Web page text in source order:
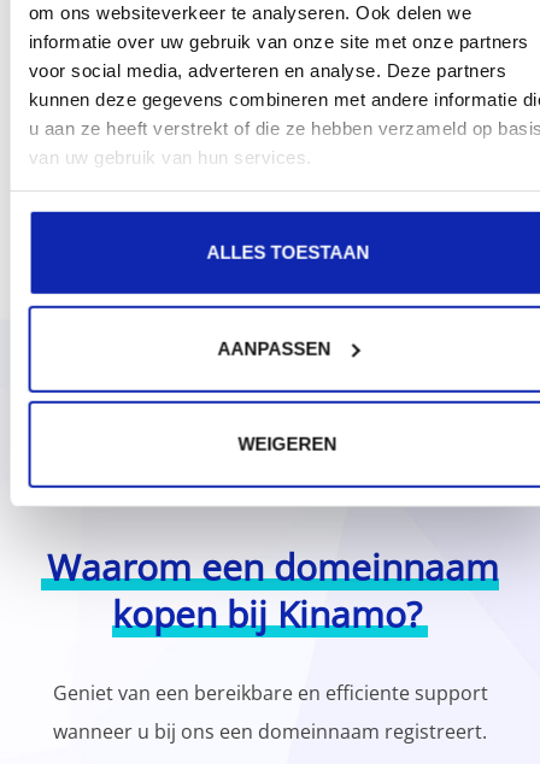
om ons websiteverkeer te analyseren. Ook delen we
informatie over uw gebruik van onze site met onze partners
voor social media, adverteren en analyse. Deze partners
kunnen deze gegevens combineren met andere informatie
u aan ze heeft verstrekt of die ze hebben verzameld op
van uw gebruik van hun services.
ALLES TOESTAAN
AANPASSEN
WEIGEREN
Waarom een domeinnaam
kopen bij Kinamo?
Geniet van een bereikbare en efficiente support
wanneer u bij ons een domeinnaam registreert.